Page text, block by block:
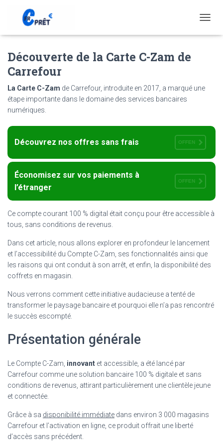
O
A
T
I
O
Découverte de la Carte C-Zam de
Carrefour
La Carte C-Zam de Carrefour, introduite en 2017, a marqué une
étape importante dans le domaine des services bancaires
numériques.
Découvrez nos offres sans frais OFFEN
Économisez sur vos paiements à
l’étranger
OFFEN
Ce compte courant 100 % digital était conçu pour être accessible à
tous, sans conditions de revenus.
Dans cet article, nous allons explorer en profondeur le lancement
et l’accessibilité du Compte C-Zam, ses fonctionnalités ainsi que
les raisons qui ont conduit à son arrêt, et enfin, la disponibilité des
coffrets en magasin.
Nous verrons comment cette initiative audacieuse a tenté de
transformer le paysage bancaire et pourquoi elle n’a pas rencontré
le succès escompté.
Présentation générale
Le Compte C-Zam, innovant et accessible, a été lancé par
Carrefour comme une solution bancaire 100 % digitale et sans
conditions de revenus, attirant particulièrement une clientèle jeune
et connectée.
Grâce à sa disponibilité immédiate dans environ 3 000 magasins
Carrefour et l’activation en ligne, ce produit offrait une liberté
d’accès sans précédent.